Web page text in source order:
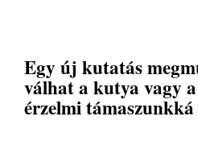
Egy új kutatás
válhat a kutya vagy
érzelmi támaszunkká